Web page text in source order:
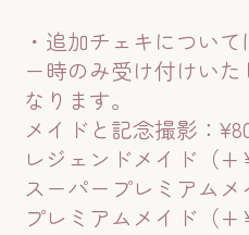
・追加チェキについ
ー時のみ受け付けい
なります。
メイドと記念撮影：
レジェンドメイド（+
スーパープレミアムメ
プレミアムメイド（+